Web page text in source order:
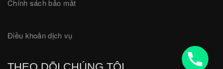
Chính sách bảo mât
Điều khoản dịch vụ
18001780